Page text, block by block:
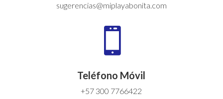
sugerencias@miplayabonita.com

Teléfono Móvil
+57 300 7766422